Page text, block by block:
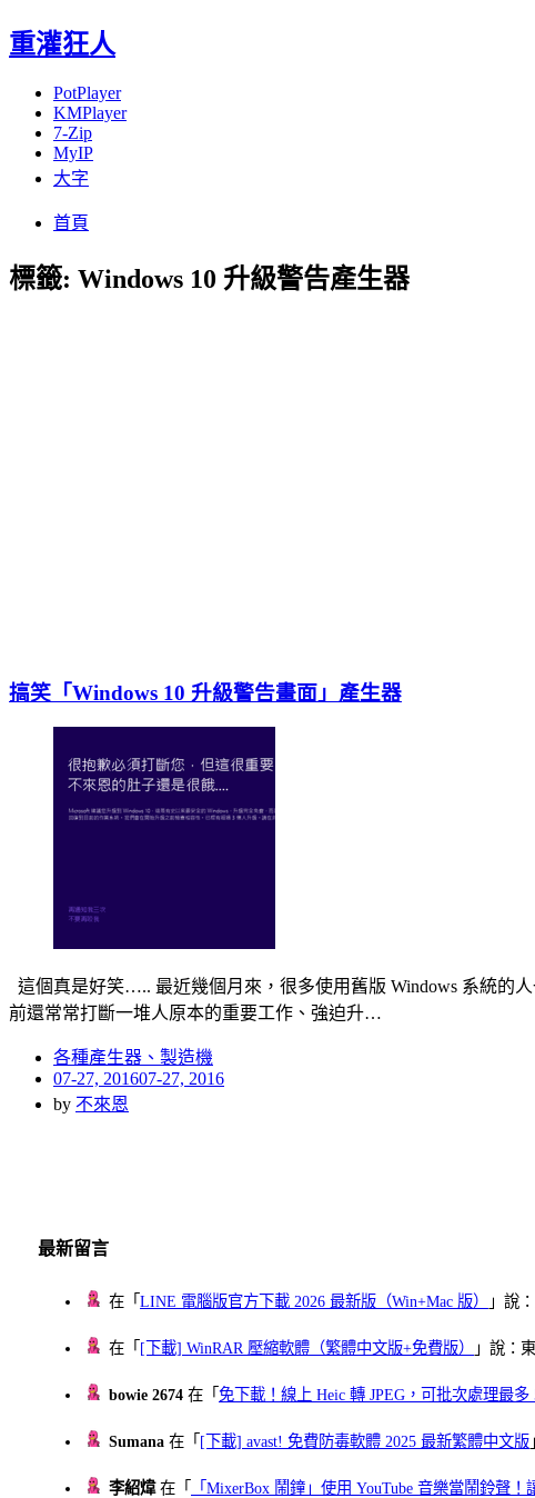
重灌狂人
PotPlayer
KMPlayer
7-Zip
MyIP
大字
首頁
標籤: Windows 10 升級警告產生器
搞笑「Windows 10 升級警告畫面」產生器
這個真是好笑….. 最近幾個月來，很多使用舊版 Windows 系統的
前還常常打斷一堆人原本的重要工作、強迫升…
各種產生器、製造機
Posted
on
07-27, 201607-27, 2016
by 不來恩
最新留言
在「LINE 電腦版官方下載 2026 最新版（Win+Mac 版） 」說
在「 [下載] WinRAR 壓縮軟體（繁體中文版+免費版） 」說：
bowie 2674 在「免下載！線上 Heic 轉 JPEG，可批次處理最多
Sumana 在「 [下載] avast! 免費防毒軟體 2025 最新繁體中文版
李紹煒在「 「MixerBox 鬧鐘」使用 YouTube 音樂當鬧鈴聲